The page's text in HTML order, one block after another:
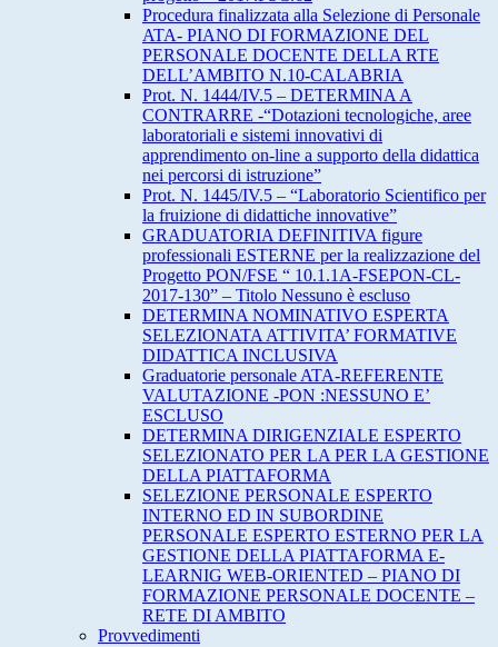
Procedura finalizzata alla Selezione di Personale
ATA- PIANO DI FORMAZIONE DEL
PERSONALE DOCENTE DELLA RTE
DELL’AMBITO N.10-CALABRIA
Prot. N. 1444/IV.5 – DETERMINA A
CONTRARRE -“Dotazioni tecnologiche, aree
laboratoriali e sistemi innovativi di
apprendimento on-line a supporto della didattica
nei percorsi di istruzione”
Prot. N. 1445/IV.5 – “Laboratorio Scientifico per
la fruizione di didattiche innovative”
GRADUATORIA DEFINITIVA figure
professionali ESTERNE per la realizzazione del
Progetto PON/FSE “ 10.1.1A-FSEPON-CL-
2017-130” – Titolo Nessuno è escluso
DETERMINA NOMINATIVO ESPERTA
SELEZIONATA ATTIVITA’ FORMATIVE
DIDATTICA INCLUSIVA
Graduatorie personale ATA-REFERENTE
VALUTAZIONE -PON :NESSUNO E’
ESCLUSO
DETERMINA DIRIGENZIALE ESPERTO
SELEZIONATO PER LA PER LA GESTIONE
DELLA PIATTAFORMA
SELEZIONE PERSONALE ESPERTO
INTERNO ED IN SUBORDINE
PERSONALE ESPERTO ESTERNO PER LA
GESTIONE DELLA PIATTAFORMA E-
LEARNIG WEB-ORIENTED – PIANO DI
FORMAZIONE PERSONALE DOCENTE –
RETE DI AMBITO
Provvedimenti